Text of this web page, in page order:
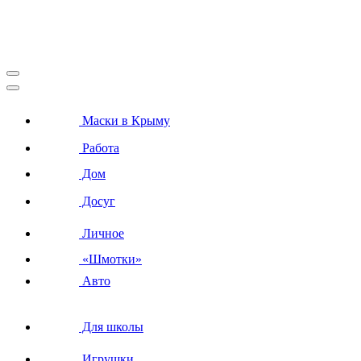
Маски в Крыму
Работа
Дом
Досуг
Личное
«Шмотки»
Авто
Для школы